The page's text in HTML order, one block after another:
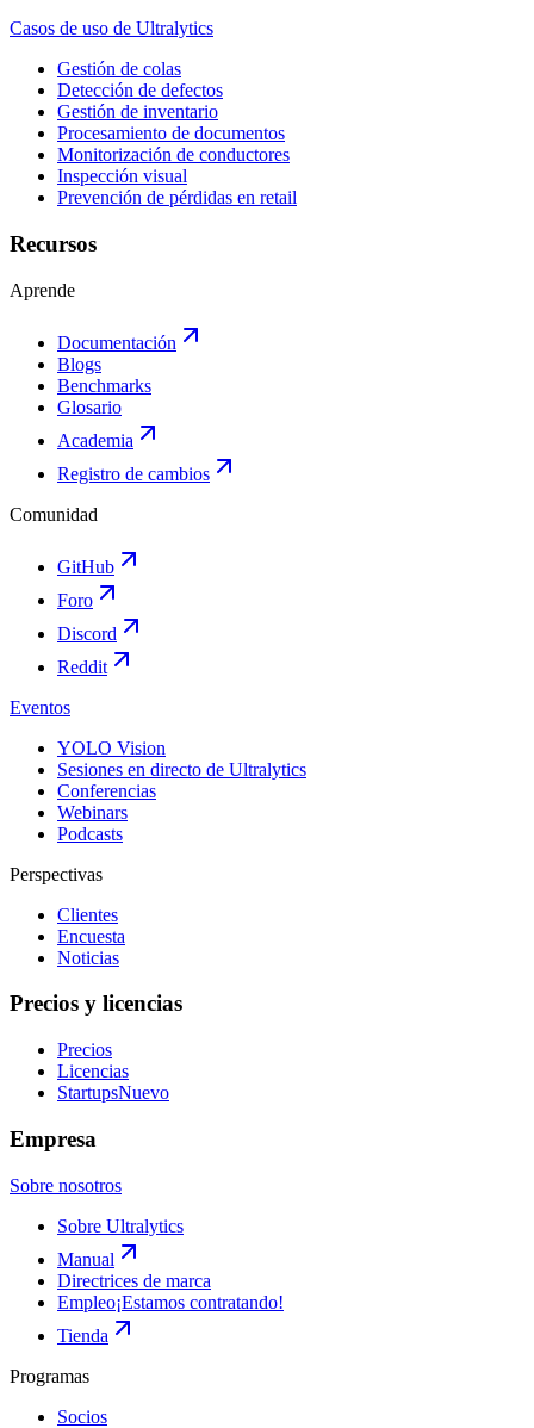
Casos de uso de Ultralytics
Gestión de colas
Detección de defectos
Gestión de inventario
Procesamiento de documentos
Monitorización de conductores
Inspección visual
Prevención de pérdidas en retail
Recursos
Aprende
Documentación
Blogs
Benchmarks
Glosario
Academia
Registro de cambios
Comunidad
GitHub
Foro
Discord
Reddit
Eventos
YOLO Vision
Sesiones en directo de Ultralytics
Conferencias
Webinars
Podcasts
Perspectivas
Clientes
Encuesta
Noticias
Precios y licencias
Precios
Licencias
StartupsNuevo
Empresa
Sobre nosotros
Sobre Ultralytics
Manual
Directrices de marca
Empleo¡Estamos contratando!
Tienda
Programas
Socios